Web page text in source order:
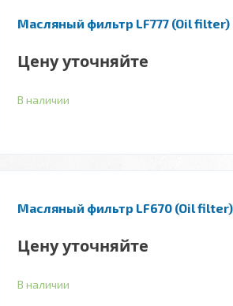
Масляный фильтр LF777 (Oil filter)
Цену уточняйте
В наличии
Масляный фильтр LF670 (Oil filter)
Цену уточняйте
В наличии